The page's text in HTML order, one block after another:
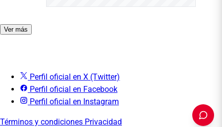
Ver más
Perfil oficial en X (Twitter)
Perfil oficial en Facebook
Perfil oficial en Instagram
Términos y condiciones Privacidad